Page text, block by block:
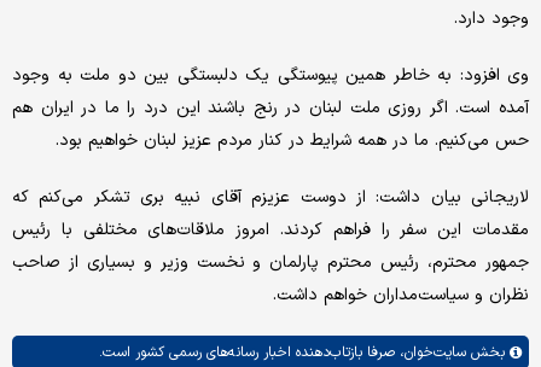
وجود دارد.
وی افزود: به خاطر همین پیوستگی یک دلبستگی بین دو ملت به وجود
آمده است. اگر روزی ملت لبنان در رنج باشند این درد را ما در ایران هم
حس می‌کنیم. ما در همه شرایط در کنار مردم عزیز لبنان خواهیم بود.
لاریجانی بیان داشت: از دوست عزیزم آقای نبیه بری تشکر می‌کنم که
مقدمات این سفر را فراهم کردند. امروز ملاقات‌های مختلفی با رئیس
جمهور محترم، رئیس محترم پارلمان و نخست وزیر و بسیاری از صاحب
نظران و سیاست‌مداران خواهم داشت.
بخش سایت‌خوان، صرفا بازتاب‌دهنده اخبار رسانه‌های رسمی کشور است.